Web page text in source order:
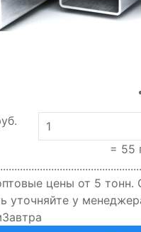
= 55
цены от 5 тонн.
уточняйте у
Завтра